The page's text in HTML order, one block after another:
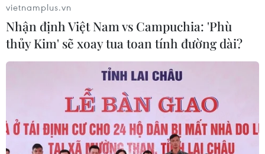
vietnamplus.vn
Nhận định Việt Nam vs Campuchia: 'Phù
thủy Kim' sẽ xoay tua toan tính đường dài?